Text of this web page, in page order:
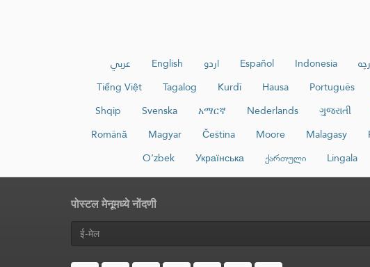
عربي English اردو Español Indonesia
Tiếng Việt
Tagalog Kurdî Hausa Português
Shqip
Svenska አማርኛ Nederlands ગુજરાતી
Română
Magyar Čeština Moore Malagasy
O‘zbek
Українська ქართული Lingala
पोस्टल मेनूमध्ये नोंदणी